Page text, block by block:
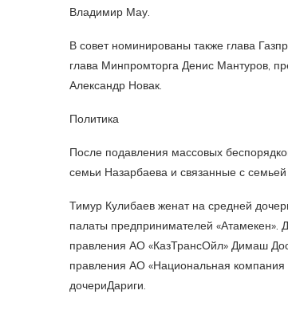
Владимир Мау.
В совет номинированы также глава
глава Минпромторга Денис Мантуров,
Александр Новак.
Политика
После подавления массовых
семьи Назарбаева и связанные с семьей
Тимур Кулибаев женат на средней
палаты предпринимателей «Атамекен».
правления АО «КазТрансОйл» Димаш
правления АО «Национальная
дочериДариги.